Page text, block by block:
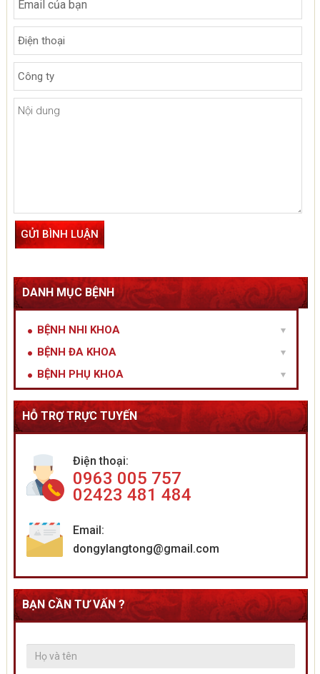
DANH MỤC BỆNH
BỆNH NHI KHOA
BỆNH ĐA KHOA
BỆNH PHỤ KHOA
HỖ TRỢ TRỰC TUYẾN
Điện thoại:
0963 005 757
02423 481 484
Email:
dongylangtong@gmail.com
BẠN CẦN TƯ VẤN ?